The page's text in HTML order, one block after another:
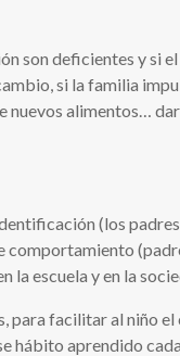
son deficientes y si el
si la familia
nuevos alimentos…
(los
comportamiento
la escuela y en la
para facilitar al niño
hábito aprendido